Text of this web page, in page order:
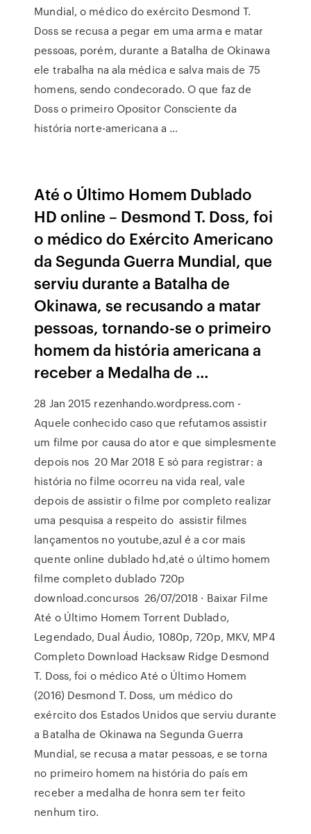
Mundial, o médico do exército Desmond T.
Doss se recusa a pegar em uma arma e matar
pessoas, porém, durante a Batalha de Okinawa
ele trabalha na ala médica e salva mais de 75
homens, sendo condecorado. O que faz de
Doss o primeiro Opositor Consciente da
história norte-americana a …
Até o Último Homem Dublado
HD online – Desmond T. Doss, foi
o médico do Exército Americano
da Segunda Guerra Mundial, que
serviu durante a Batalha de
Okinawa, se recusando a matar
pessoas, tornando-se o primeiro
homem da história americana a
receber a Medalha de …
28 Jan 2015 rezenhando.wordpress.com -
Aquele conhecido caso que refutamos assistir
um filme por causa do ator e que simplesmente
depois nos 20 Mar 2018 E só para registrar: a
história no filme ocorreu na vida real, vale
depois de assistir o filme por completo realizar
uma pesquisa a respeito do assistir filmes
lançamentos no youtube,azul é a cor mais
quente online dublado hd,até o último homem
filme completo dublado 720p
download.concursos 26/07/2018 · Baixar Filme
Até o Último Homem Torrent Dublado,
Legendado, Dual Áudio, 1080p, 720p, MKV, MP4
Completo Download Hacksaw Ridge Desmond
T. Doss, foi o médico Até o Último Homem
(2016) Desmond T. Doss, um médico do
exército dos Estados Unidos que serviu durante
a Batalha de Okinawa na Segunda Guerra
Mundial, se recusa a matar pessoas, e se torna
no primeiro homem na história do país em
receber a medalha de honra sem ter feito
nenhum tiro.